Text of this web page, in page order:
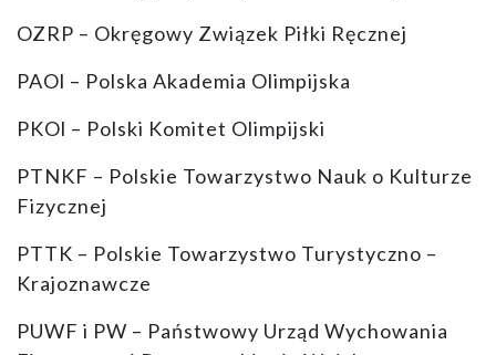
OZRP – Okręgowy Związek Piłki Ręcznej
PAOl – Polska Akademia Olimpijska
PKOl – Polski Komitet Olimpijski
PTNKF – Polskie Towarzystwo Nauk o Kulturze
Fizycznej
PTTK – Polskie Towarzystwo Turystyczno –
Krajoznawcze
PUWF i PW – Państwowy Urząd Wychowania